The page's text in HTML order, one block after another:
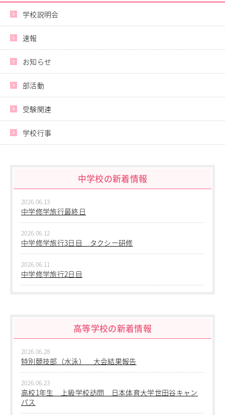
Youtube公式チャンネル
寄付金のお願い
在校生の方
教職員募集
系列校紹介
個人情報保護
学校説明会
速報
お知らせ
部活動
受験関連
学校行事
中学校の新着情報
2026.06.13
中学修学旅行最終日
2026.06.12
中学修学旅行3日目 タクシー研修
2026.06.11
中学修学旅行2日目
中学２年生 校外学習
2026.06.09
中学１年生 校外学習
2026.06.09
中学１年 校外学習
高等学校の新着情報
2026.06.28
特別競技部（水泳） 大会結果報告
2026.06.23
高校1年生 上級学校訪問 日本体育大学世田谷キャン
パス